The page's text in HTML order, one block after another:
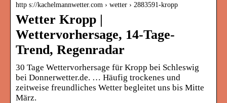
http s://kachelmannwetter.com › wetter › 2883591-kropp
Wetter Kropp |
Wettervorhersage, 14-Tage-
Trend, Regenradar
30 Tage Wettervorhersage für Kropp bei Schleswig
bei Donnerwetter.de. … Häufig trockenes und
zeitweise freundliches Wetter begleitet uns bis Mitte
März.